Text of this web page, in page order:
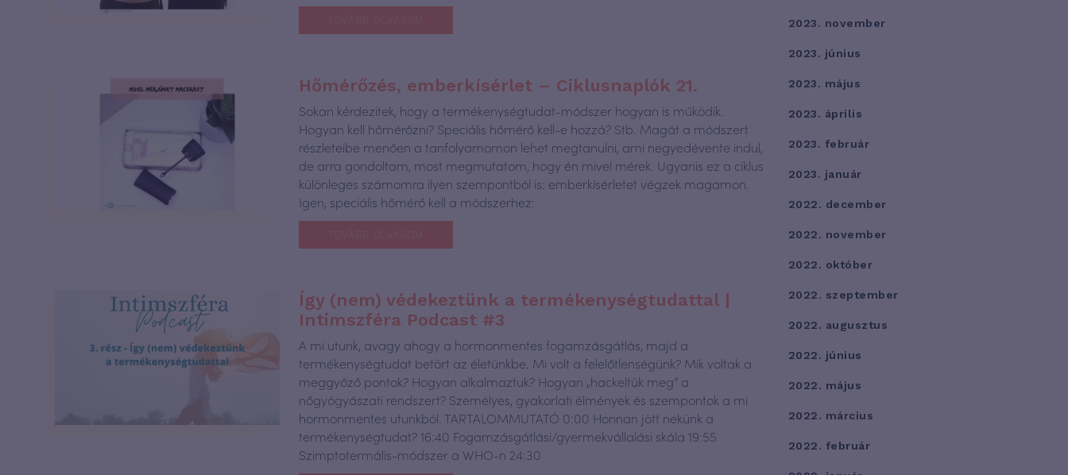
Hőmérőzés, emberkísérlet – Ciklusnaplók 21.
Sokan kérdezitek, hogy a termékenységtudat-módszer hogyan is működik.
Hogyan kell hőmérőzni? Speciális hőmérő kell-e hozzá? Stb. Magát a módszert
részleteibe menően a tanfolyamomon lehet megtanulni, ami negyedévente indul,
de arra gondoltam, most megmutatom, hogy én mivel mérek. Ugyanis ez a ciklus
különleges számomra ilyen szempontból is: emberkísérletet végzek magamon.
Igen, speciális hőmérő kell a módszerhez:
Így (nem) védekeztünk a termékenységtudattal |
Intimszféra Podcast #3
A mi utunk, avagy ahogy a hormonmentes fogamzásgátlás, majd a
termékenységtudat betört az életünkbe. Mi volt a felelőtlenségünk? Mik voltak a
meggyőző pontok? Hogyan alkalmaztuk? Hogyan „hackeltük meg” a
nőgyógyászati rendszert? Személyes, gyakorlati élmények és szempontok a mi
hormonmentes utunkból. TARTALOMMUTATÓ 0:00 Honnan jött nekünk a
termékenységtudat? 16:40 Fogamzásgátlási/gyermekvállalási skála 19:55
Szimptotermális-módszer a WHO-n 24:30
2023. november
2023. június
2023. május
2023. április
2023. február
2023. január
2022. december
2022. november
2022. október
2022. szeptember
2022. augusztus
2022. június
2022. május
2022. március
2022. február